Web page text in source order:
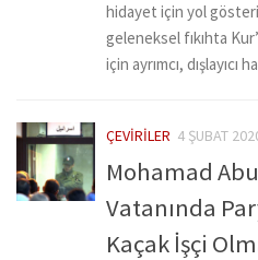
hidayet için yol
geleneksel fıkıhta
için ayrımcı, dışlayıcı
ÇEVIRILER 4 ŞUBAT
Mohamad
Vatanında
Kaçak İşçi